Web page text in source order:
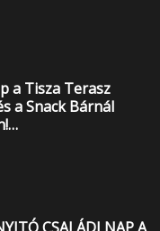
a Tisza Terasz
a Snack Bárnál